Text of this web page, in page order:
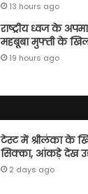
13 hours ago
राष्ट्रीय ध्वज के
महबूबा मुफ्ती के
19 hours ago
टेस्ट में श्रीलंका के
सिक्का, आंकड़े देख
2 days ago